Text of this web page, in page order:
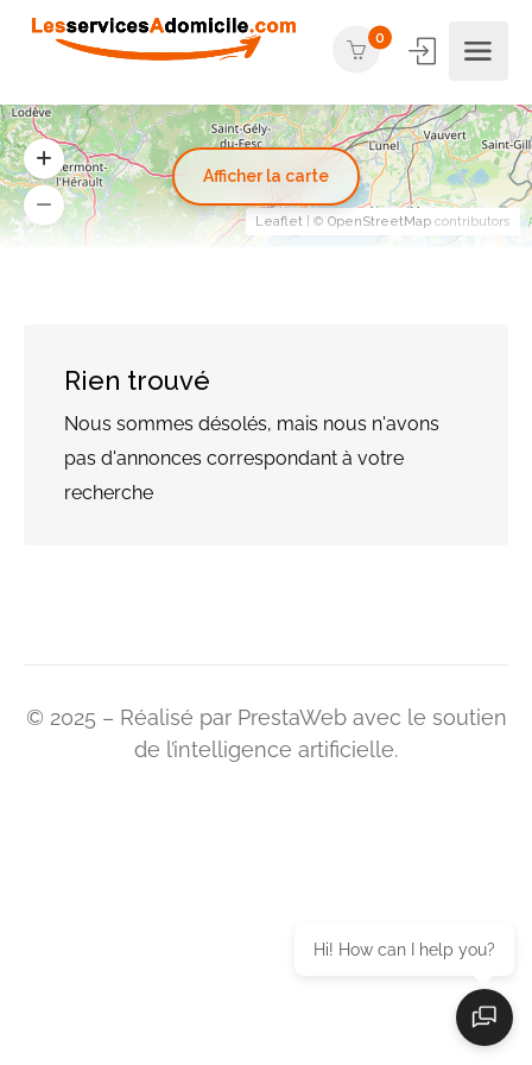
0
Rien trouvé
Nous sommes désolés, mais nous n'avons
pas d'annonces correspondant à votre
recherche
© 2025 – Réalisé par PrestaWeb avec le soutien
de l’intelligence artificielle.
Leaflet | © OpenStreetMap contributors
Afficher la carte
Hi! How can I help you?